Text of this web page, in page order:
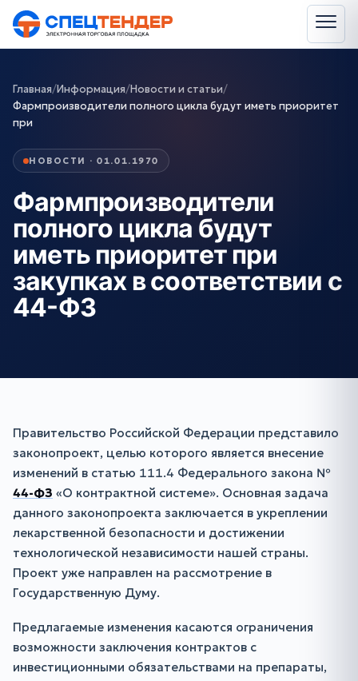
Главная/Информация/Новости и статьи/
Фармпроизводители полного цикла будут иметь приоритет
при
НОВОСТИ · 01.01.1970
Фармпроизводители
полного цикла будут
иметь приоритет при
закупках в соответствии с
44-ФЗ
Правительство Российской Федерации представило
законопроект, целью которого является внесение
изменений в статью 111.4 Федерального закона №
44-ФЗ «О контрактной системе». Основная задача
данного законопроекта заключается в укреплении
лекарственной безопасности и достижении
технологической независимости нашей страны.
Проект уже направлен на рассмотрение в
Государственную Думу.
Предлагаемые изменения касаются ограничения
возможности заключения контрактов с
инвестиционными обязательствами на препараты,